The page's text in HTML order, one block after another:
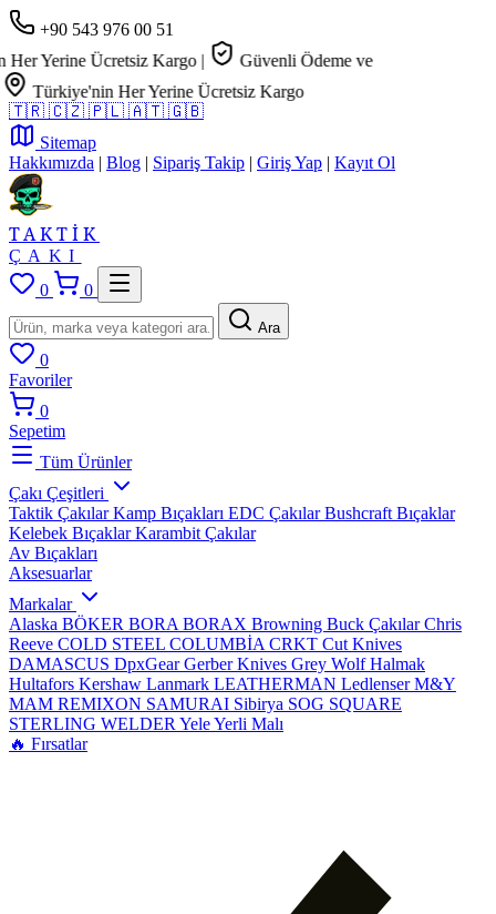
+90 543 976 00 51
Yerine Ücretsiz Kargo |
Güvenli Ödeme ve
Türkiye'nin Her Yerine Ücretsiz Kargo
🇹🇷 🇨🇿 🇵🇱 🇦🇹 🇬🇧
Sitemap
Hakkımızda | Blog | Sipariş Takip | Giriş Yap | Kayıt Ol
TAKTİK
ÇAKI
0
0
Ara
0
Favoriler
0
Sepetim
Tüm Ürünler
Çakı Çeşitleri
Taktik ÇakılarKamp Bıçakları EDC ÇakılarBushcraft Bıçaklar
Kelebek BıçaklarKarambit Çakılar
Av Bıçakları
Aksesuarlar
Markalar
Alaska BÖKER BORA BORAX Browning Buck ÇakılarChris
Reeve COLD STEEL COLUMBİA CRKT Cut Knives
DAMASCUS DpxGearGerber Knives Grey WolfHalmak
Hultafors Kershaw Lanmark LEATHERMAN LedlenserM&Y
MAM REMIXON SAMURAI Sibirya SOG SQUARE
STERLING WELDER YeleYerli Malı
🔥 Fırsatlar